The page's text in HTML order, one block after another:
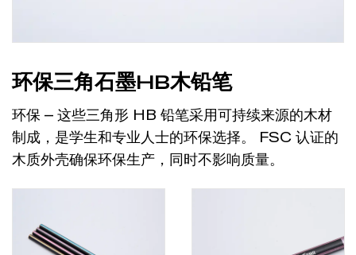
环保三角石墨HB木铅笔
环保 – 这些三角形 HB 铅笔采用可持续来源的木材
制成，是学生和专业人士的环保选择。 FSC 认证的
木质外壳确保环保生产，同时不影响质量。